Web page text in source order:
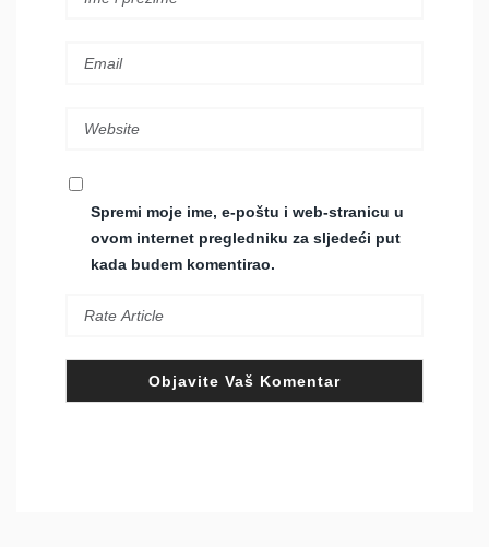
Spremi moje ime, e-poštu i web-stranicu u
ovom internet pregledniku za sljedeći put
kada budem komentirao.